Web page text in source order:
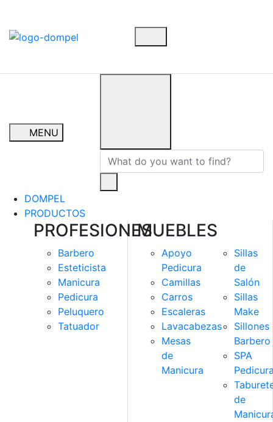
MENU
DOMPEL
PRODUCTOS
PROFESIONES
Barbero
Esteticista
Manicura
Pedicura
Peluquero
Tatuador
MUEBLES
Apoyo
Pedicura
Camillas
Carros
Escaleras
Lavacabezas
Mesas
de
Manicura
Sillas
de
Salón
Sillas
Make
Sillones
Barbero
SPA
de